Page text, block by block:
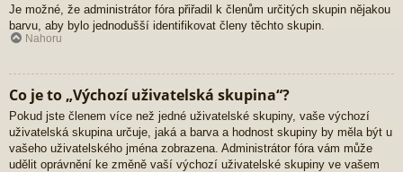
Je možné, že administrátor fóra přiřadil k členům určitých skupin nějakou
barvu, aby bylo jednodušší identifikovat členy těchto skupin.
Nahoru
Co je to „Výchozí uživatelská skupina“?
Pokud jste členem více než jedné uživatelské skupiny, vaše výchozí
uživatelská skupina určuje, jaká a barva a hodnost skupiny by měla být u
vašeho uživatelského jména zobrazena. Administrátor fóra vám může
udělit oprávnění ke změně vaší výchozí uživatelské skupiny ve vašem